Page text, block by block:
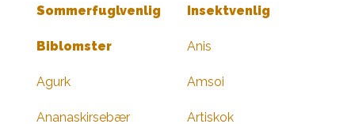
Sommerfuglvenlig Insektvenlig
Biblomster Anis
Agurk Amsoi
Ananaskirsebær Artiskok